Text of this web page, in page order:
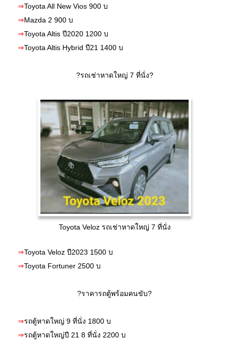
⇒Toyota All New Vios 900 บ
⇒Mazda 2 900 บ
⇒Toyota Altis ปี2020 1200 บ
⇒Toyota Altis Hybrid ปี21 1400 บ
?รถเช่าหาดใหญ่ 7 ที่นั่ง?
Toyota Veloz รถเช่าหาดใหญ่ 7 ที่นั่ง
⇒Toyota Veloz ปี2023 1500 บ
⇒Toyota Fortuner 2500 บ
?ราคารถตู้พร้อมคนขับ?
⇒รถตู้หาดใหญ่ 9 ที่นั่ง 1800 บ
⇒รถตู้หาดใหญ่ปี 21 8 ที่นั่ง 2200 บ